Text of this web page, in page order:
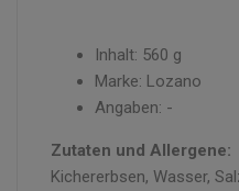
Inhalt: 560 g
Marke: Lozano
Angaben: -
Zutaten und Allergene:
Kichererbsen, Wasser,